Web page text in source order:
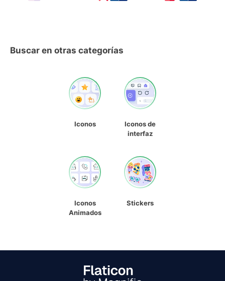
Buscar en otras categorías
Iconos
Iconos de
interfaz
Iconos
Animados
Stickers